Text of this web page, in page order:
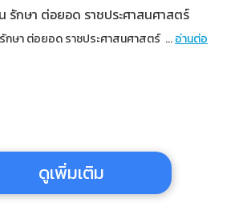
รักษา ต่อยอด ราชประศาสนศาสตร์
กษา ต่อยอด ราชประศาสนศาสตร์ ...อ่านต่อ
ดูเพิ่มเติม